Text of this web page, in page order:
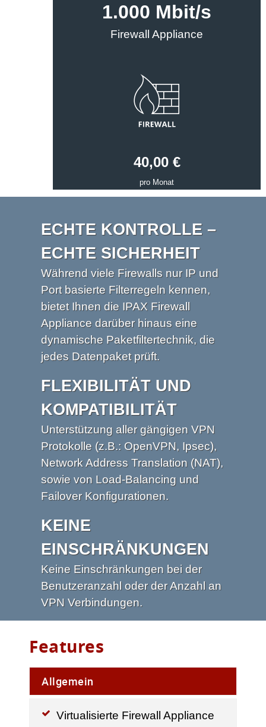
1.000 Mbit/s
Firewall Appliance
40,00 €
pro Monat
ECHTE KONTROLLE –
ECHTE SICHERHEIT
Während viele Firewalls nur IP und
Port basierte Filterregeln kennen,
bietet Ihnen die IPAX Firewall
Appliance darüber hinaus eine
dynamische Paketfiltertechnik, die
jedes Datenpaket prüft.
FLEXIBILITÄT UND
KOMPATIBILITÄT
Unterstützung aller gängigen VPN
Protokolle (z.B.: OpenVPN, Ipsec),
Network Address Translation (NAT),
sowie von Load-Balancing und
Failover Konfigurationen.
KEINE
EINSCHRÄNKUNGEN
Keine Einschränkungen bei der
Benutzeranzahl oder der Anzahl an
VPN Verbindungen.
Features
Allgemein
Virtualisierte Firewall Appliance